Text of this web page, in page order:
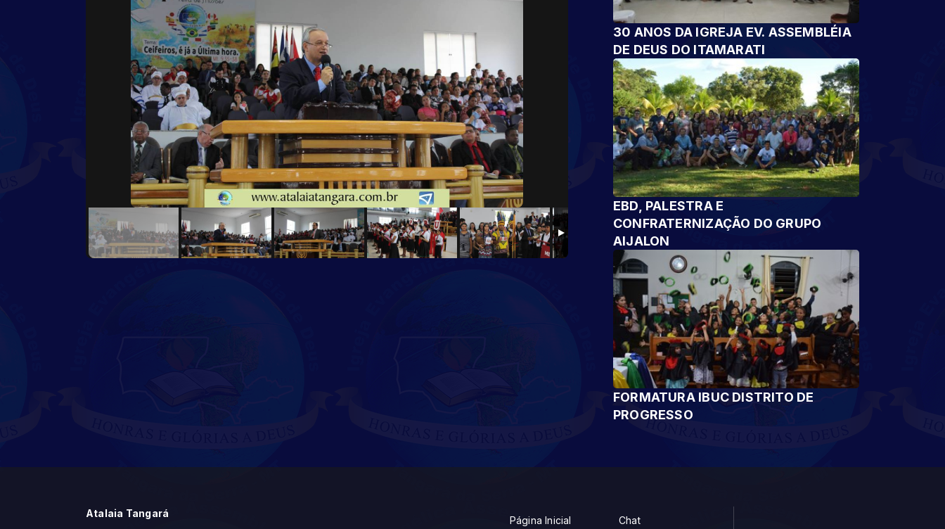
30 ANOS DA IGREJA EV. ASSEMBLÉIA
DE DEUS DO ITAMARATI
EBD, PALESTRA E
CONFRATERNIZAÇÃO DO GRUPO
AIJALON
FORMATURA IBUC DISTRITO DE
PROGRESSO
Atalaia Tangará
Página Inicial Chat